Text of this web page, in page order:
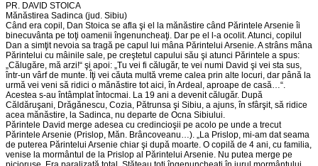
PR. DAVID STOICA
Mănăstirea Sadinca (jud. Sibiu)
Când era copil, Dan Stoica se afla şi el la mănăstire când Părintele Arsenie îi
binecuvânta pe toţi oamenii îngenuncheaţi. Dar pe el l-a ocolit. Atunci, copilul
Dan a simţit nevoia sa tragă pe capul lui mâna Părintelui Arsenie. A strâns mâna
Părintelui cu mâinile sale, pe creştetul capului său şi atunci Părintele a spus:
„Călugăre, mă arzi!“ şi apoi: „Tu vei fi călugăr, te vei numi David şi vei sta sus,
într-un vârf de munte. Îţi vei căuta multă vreme calea prin alte locuri, dar până la
urmă vei veni să ridici o mănăstire tot aici, în Ardeal, aproape de casă…“.
Acestea s-au întâmplat întocmai. La 19 ani a devenit călugăr. După
Căldăruşani, Drăgănescu, Cozia, Pătrunsa şi Sibiu, a ajuns, în sfârşit, să ridice
acea mănăstire, la Sadinca, nu departe de Ocna Sibiului.
Părintele David merge adesea cu credincioşii pe acolo pe unde a trecut
Părintele Arsenie (Prislop, Măn. Brâncoveanu…). „La Prislop, mi-am dat seama
de puterea Părintelui Arsenie chiar şi după moarte. O copilă de 4 ani, cu familia,
venise la mormântul de la Prislop al Părintelui Arsenie. Nu putea merge pe